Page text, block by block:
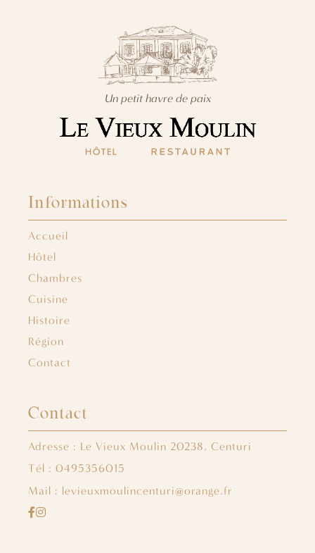
Un petit havre de paix
Informations
Accueil
Hôtel
Chambres
Cuisine
Histoire
Région
Contact
Contact
Adresse : Le Vieux Moulin 20238, Centuri
Tél : 0495356015
Mail : levieuxmoulincenturi@orange.fr